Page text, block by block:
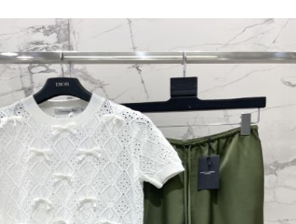
春の新作続々更新中！期間中のご注文でお得な
イ・ヴィトンスーパーコピー バッグ最新モデルが